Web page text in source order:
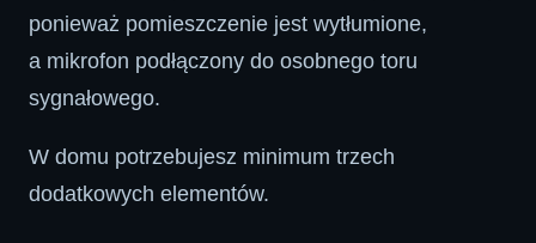
ponieważ pomieszczenie jest wytłumione,
a mikrofon podłączony do osobnego toru
sygnałowego.
W domu potrzebujesz minimum trzech
dodatkowych elementów.